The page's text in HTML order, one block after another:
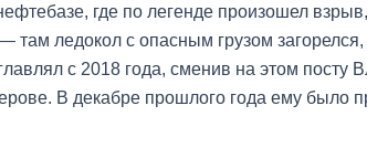
где по легенде произошел
там ледокол с опасным грузом
с 2018 года, сменив на этом посту
В декабре прошлого года ему было